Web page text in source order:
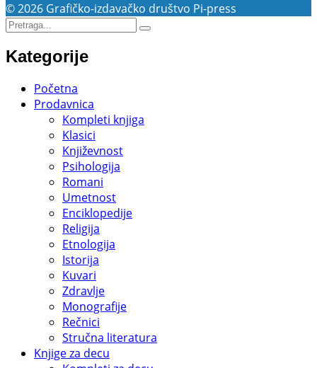
© 2026 Grafičko-izdavačko društvo Pi-press
Kategorije
Početna
Prodavnica
Kompleti knjiga
Klasici
Književnost
Psihologija
Romani
Umetnost
Enciklopedije
Religija
Etnologija
Istorija
Kuvari
Zdravlje
Monografije
Rečnici
Stručna literatura
Knjige za decu